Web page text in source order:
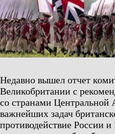
Недавно вышел отчет
Великобритании с
со странами Центральной
важнейших задач
противодействие России